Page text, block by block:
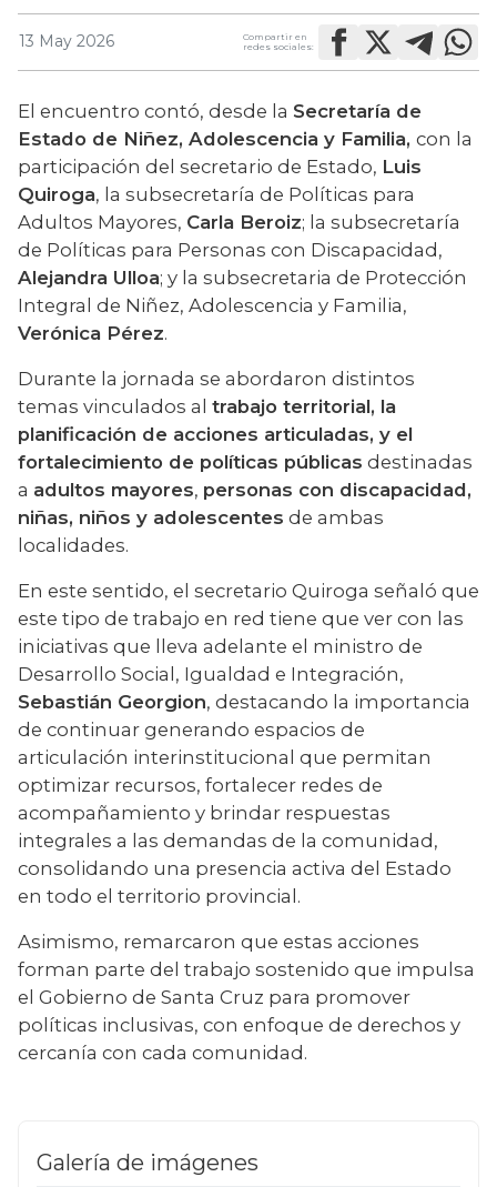
13 May 2026
Compartir en
redes sociales:
El encuentro contó, desde la Secretaría de
Estado de Niñez, Adolescencia y Familia, con la
participación del secretario de Estado, Luis
Quiroga, la subsecretaría de Políticas para
Adultos Mayores, Carla Beroiz; la subsecretaría
Alejandra Ulloa; y la subsecretaria de Protección
Verónica Pérez.
Durante la jornada se abordaron distintos
temas vinculados al trabajo territorial, la
planificación de acciones articuladas, y el
fortalecimiento de políticas públicas destinadas
a adultos mayores, personas con discapacidad,
niñas, niños y adolescentes de ambas
localidades.
En este sentido, el secretario Quiroga señaló que
este tipo de trabajo en red tiene que ver con las
iniciativas que lleva adelante el ministro de
Sebastián Georgion, destacando la importancia
de continuar generando espacios de
articulación interinstitucional que permitan
optimizar recursos, fortalecer redes de
acompañamiento y brindar respuestas
integrales a las demandas de la comunidad,
consolidando una presencia activa del Estado
en todo el territorio provincial.
Asimismo, remarcaron que estas acciones
forman parte del trabajo sostenido que impulsa
el Gobierno de Santa Cruz para promover
políticas inclusivas, con enfoque de derechos y
cercanía con cada comunidad.
Galería de imágenes